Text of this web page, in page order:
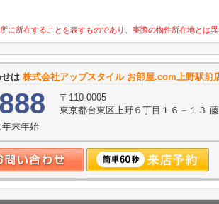
所在することを表すものであり、実際の物件所在地とは異
は 株式会社アップスタイル お部屋.com上野駅前
〒110-0005
東京都台東区上野６丁目１６－１３
末年始